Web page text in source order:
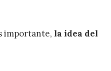
importante, la idea del